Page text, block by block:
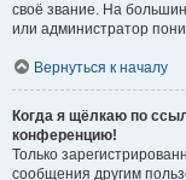
своё звание. На
или администратор
Вернуться к началу
Когда я щёлкаю по
конференцию!
Только
сообщения другим